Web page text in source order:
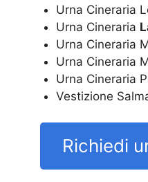
Urna Cineraria
Urna Cineraria
Urna Cineraria
Urna Cineraria
Urna Cineraria
Vestizione
Richiedi